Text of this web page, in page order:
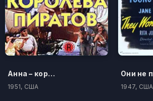
Анна – королева пиратов
1951, США 1947, США